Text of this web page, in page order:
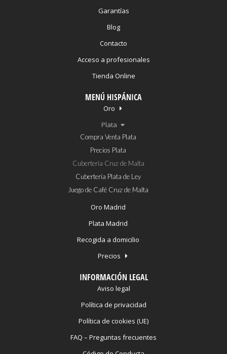
Garantías
Blog
Contacto
Acceso a profesionales
Tienda Online
MENÚ HISPÁNICA
Oro
Plata
Compra Venta Plata
Precios Plata
Cubertería Cruz de Malta
Cubertería Plata de Ley
Juego de Café Cruz de Malta
Oro Madrid
Plata Madrid
Recogida a domicilio
Precios
INFORMACIÓN LEGAL
Aviso legal
Política de privacidad
Política de cookies (UE)
FAQ – Preguntas frecuentes